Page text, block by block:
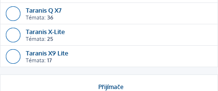
Taranis Q X7
Témata: 36
Taranis X-Lite
Témata: 25
Taranis X9 Lite
Témata: 17
Přijímače